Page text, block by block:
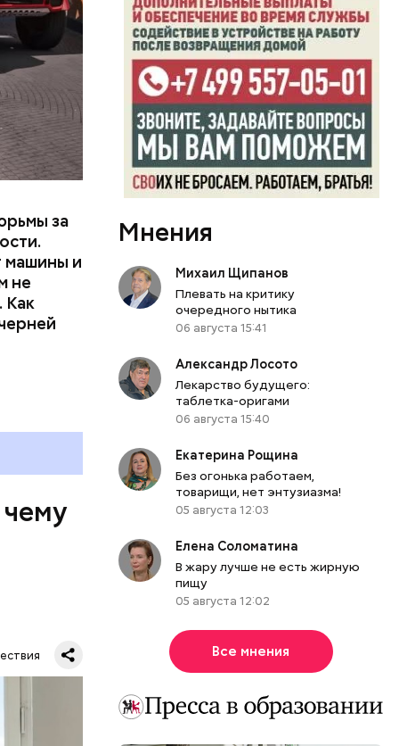
за
машины и
не
Как
сын
Мнения
Михаил Щипанов
Плевать на критику
очередного нытика
06 августа 15:41
Александр Лосото
Лекарство будущего:
таблетка-оригами
06 августа 15:40
Екатерина Рощина
Без огонька работаем,
товарищи, нет энтузиазма!
05 августа 12:03
Елена Соломатина
В жару лучше не есть жирную
пищу
05 августа 12:02
Все мнения